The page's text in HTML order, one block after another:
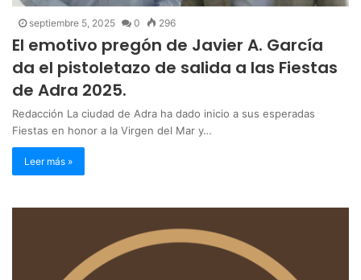
septiembre 5, 2025 0 296
El emotivo pregón de Javier A. García
da el pistoletazo de salida a las Fiestas
de Adra 2025.
Redacción La ciudad de Adra ha dado inicio a sus esperadas
Fiestas en honor a la Virgen del Mar y…
Leer más »